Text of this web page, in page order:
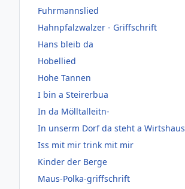
Fuhrmannslied
Hahnpfalzwalzer - Griffschrift
Hans bleib da
Hobellied
Hohe Tannen
I bin a Steirerbua
In da Mölltalleitn-
In unserm Dorf da steht a Wirtshaus
Iss mit mir trink mit mir
Kinder der Berge
Maus-Polka-griffschrift